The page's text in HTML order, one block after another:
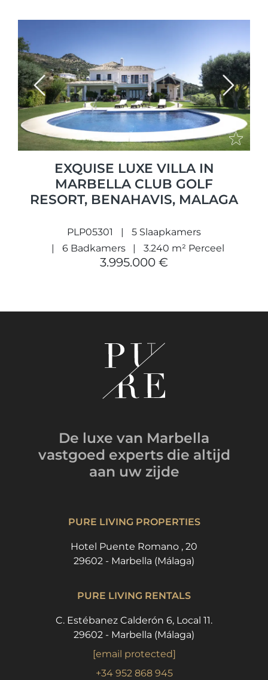
Previous Next
EXQUISE LUXE VILLA IN
MARBELLA CLUB GOLF
RESORT, BENAHAVIS, MALAGA
PLP05301
5 Slaapkamers
6 Badkamers
3.240 m² Perceel
3.995.000 €
De luxe van Marbella
vastgoed experts die altijd
aan uw zijde
PURE LIVING PROPERTIES
Hotel Puente Romano , 20
29602 - Marbella (Málaga)
PURE LIVING RENTALS
C. Estébanez Calderón 6, Local 11.
29602 - Marbella (Málaga)
[email protected]
+34 952 868 945